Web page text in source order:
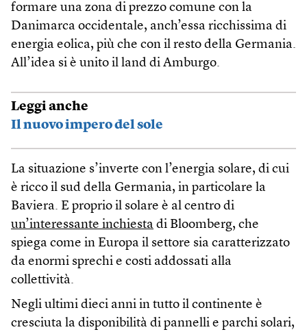
formare una zona di prezzo comune con la
Danimarca occidentale, anch’essa ricchissima di
energia eolica, più che con il resto della Germania.
All’idea si è unito il land di Amburgo.
Leggi anche
Il nuovo impero del sole
La situazione s’inverte con l’energia solare, di cui
è ricco il sud della Germania, in particolare la
Baviera. E proprio il solare è al centro di
un’interessante inchiesta di Bloomberg, che
spiega come in Europa il settore sia caratterizzato
da enormi sprechi e costi addossati alla
collettività.
Negli ultimi dieci anni in tutto il continente è
cresciuta la disponibilità di pannelli e parchi solari,